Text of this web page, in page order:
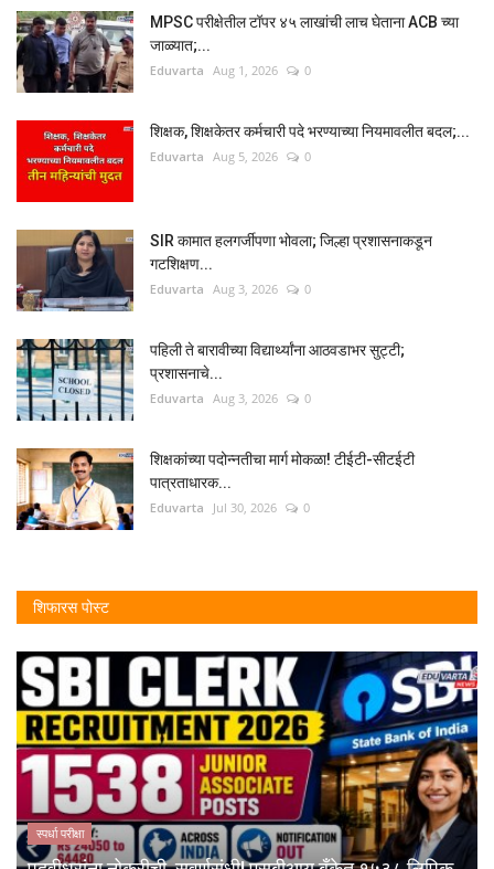
MPSC परीक्षेतील टॉपर ४५ लाखांची लाच घेताना ACB च्या
जाळ्यात;...
Eduvarta Aug 1, 2026 0
शिक्षक, शिक्षकेतर कर्मचारी पदे भरण्याच्या नियमावलीत बदल;...
Eduvarta Aug 5, 2026 0
SIR कामात हलगर्जीपणा भोवला; जिल्हा प्रशासनाकडून
गटशिक्षण...
Eduvarta Aug 3, 2026 0
पहिली ते बारावीच्या विद्यार्थ्यांना आठवडाभर सुट्टी;
प्रशासनाचे...
Eduvarta Aug 3, 2026 0
शिक्षकांच्या पदोन्नतीचा मार्ग मोकळा! टीईटी-सीटईटी
पात्रताधारक...
Eduvarta Jul 30, 2026 0
शिफारस पोस्ट
स्पर्धा परीक्षा